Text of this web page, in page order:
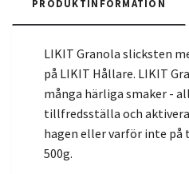
PRODUKTINFORMATION
LIKIT Granola slicksten
på LIKIT Hållare. LIKIT
många härliga smaker -
tillfredsställa och
hagen eller varför inte på
500g.